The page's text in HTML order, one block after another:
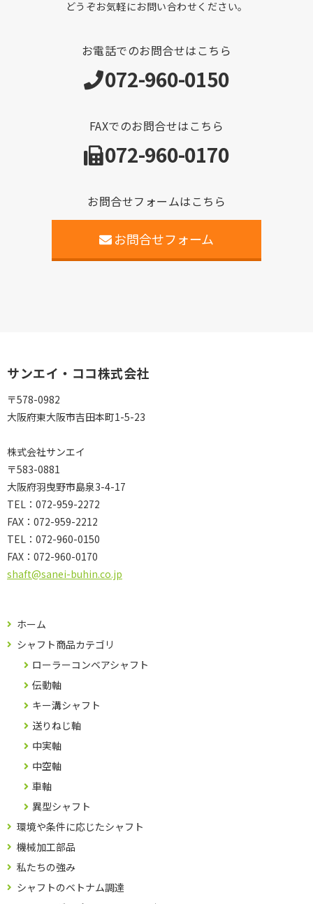
どうぞお気軽にお問い合わせください。
お電話でのお問合せはこちら
072-960-0150
FAXでのお問合せはこちら
072-960-0170
お問合せフォームはこちら
お問合せフォーム
サンエイ・ココ株式会社
〒578-0982
大阪府東大阪市吉田本町1-5-23
株式会社サンエイ
〒583-0881
大阪府羽曳野市島泉3-4-17
TEL：072-959-2272
FAX：072-959-2212
TEL： 072-960-0150
FAX： 072-960-0170
shaft@sanei-buhin.co.jp
ホーム
シャフト商品カテゴリ
ローラーコンベアシャフト
伝動軸
キー溝シャフト
送りねじ軸
中実軸
中空軸
車軸
異型シャフト
環境や条件に応じたシャフト
機械加工部品
私たちの強み
シャフトのベトナム調達